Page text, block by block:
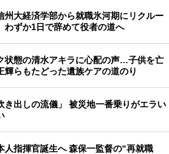
州大経済学部から就職氷河期にリクルー
わずか1日で辞めて役者の道へ
状態の清水アキラに心配の声…子供を亡
輝らもたどった遺族ケアの道のり
き出しの流儀」 被災地一番乗りがエラい
人指揮官誕生へ 森保一監督の“再就職